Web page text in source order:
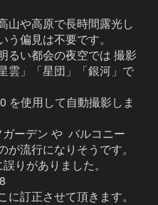
山や高原で長時間露光し
偏見は不要です。
るい都会の夜空では 撮影
雲」「星団」「銀河」で
を使用して自動撮影しま
ーデン や  バルコニー
流行になりそうです。
りがありました。
訂正させて頂きます。